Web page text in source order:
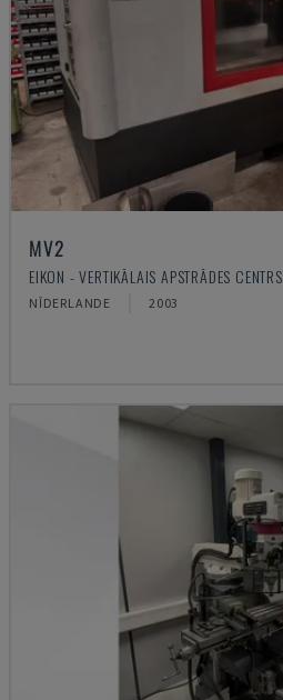
MV2
EIKON - VERTIKĀLAIS APSTRĀDES CENTRS
NĪDERLANDE 2003